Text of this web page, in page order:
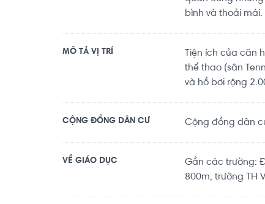
bình và thoải mái.
MÔ TẢ VỊ TRÍ
Tiện ích của căn
thể thao (sân
và hồ bơi rộng
CỘNG ĐỒNG DÂN CƯ Cộng đồng dân
VỀ GIÁO DỤC
Gần các trường:
800m, trường TH